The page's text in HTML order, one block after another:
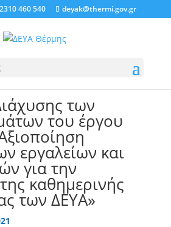
2310 460 540 deyak@thermi.gov.gr
των
του έργου
εργαλείων και
για την
καθημερινής
των ΔΕΥΑ»